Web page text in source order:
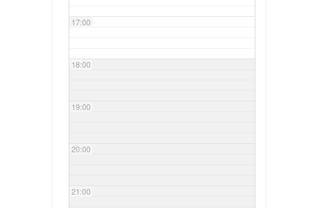
17:00
18:00
19:00
20:00
21:00